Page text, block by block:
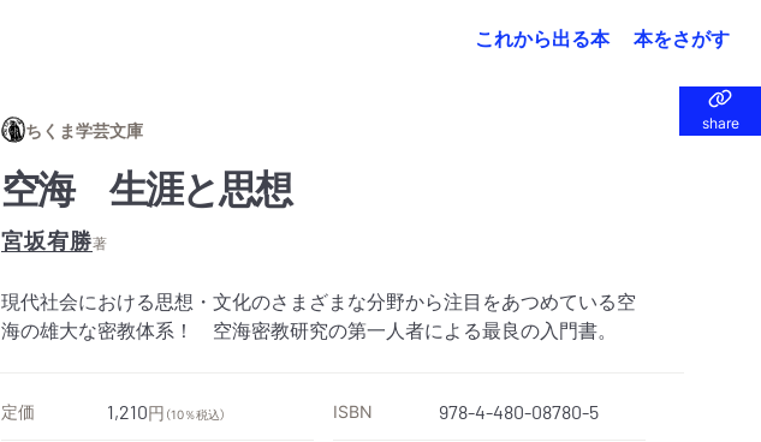
これから出る本 本をさがす
share
share
ちくま学芸文庫
空海 生涯と思想
宮坂宥勝著
現代社会における思想・文化のさまざまな分野から注目をあつめている空
海の雄大な密教体系！ 空海密教研究の第一人者による最良の入門書。
定価 1,210円 （10％税込） ISBN 978-4-480-08780-5